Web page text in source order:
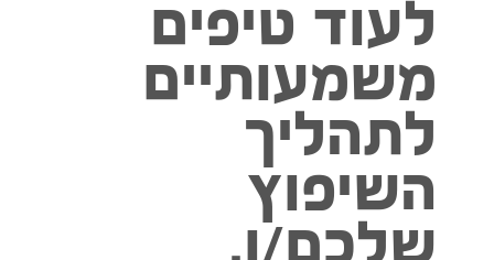
לעוד טיפים
משמעותיים
לתהליך
השיפוץ